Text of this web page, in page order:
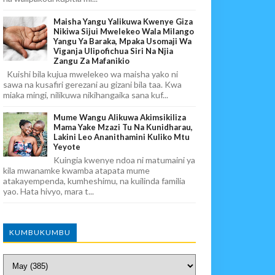
Maisha Yangu Yalikuwa Kwenye Giza
Nikiwa Sijui Mwelekeo Wala Milango
Yangu Ya Baraka, Mpaka Usomaji Wa
Viganja Ulipofichua Siri Na Njia
Zangu Za Mafanikio
Kuishi bila kujua mwelekeo wa maisha yako ni
sawa na kusafiri gerezani au gizani bila taa. Kwa
miaka mingi, nilikuwa nikihangaika sana kuf...
Mume Wangu Alikuwa Akimsikiliza
Mama Yake Mzazi Tu Na Kunidharau,
Lakini Leo Ananithamini Kuliko Mtu
Yeyote
Kuingia kwenye ndoa ni matumaini ya
kila mwanamke kwamba atapata mume
atakayempenda, kumheshimu, na kuilinda familia
yao. Hata hivyo, mara t...
KUMBUKUMBU